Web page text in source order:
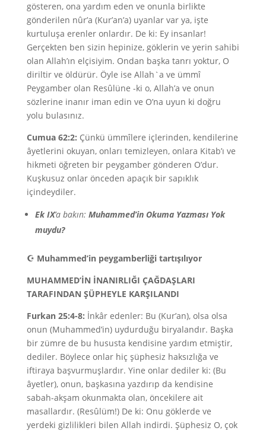
gösteren, ona yardım eden ve onunla birlikte
gönderilen nûr’a (Kur’an’a) uyanlar var ya, işte
kurtuluşa erenler onlardır. De ki: Ey insanlar!
Gerçekten ben sizin hepinize, göklerin ve yerin sahibi
olan Allah’ın elçisiyim. Ondan başka tanrı yoktur, O
diriltir ve öldürür. Öyle ise Allah`a ve ümmî
Peygamber olan Resûlüne -ki o, Allah’a ve onun
sözlerine inanır iman edin ve O’na uyun ki doğru
yolu bulasınız.
Cumua 62:2: Çünkü ümmîlere içlerinden, kendilerine
âyetlerini okuyan, onları temizleyen, onlara Kitab’ı ve
hikmeti öğreten bir peygamber gönderen O’dur.
Kuşkusuz onlar önceden apaçık bir sapıklık
içindeydiler.
Ek IX’a bakın: Muhammed’in Okuma Yazması Yok
muydu?
☪ Muhammed’in peygamberliği tartışılıyor
MUHAMMED’İN İNANIRLIĞI ÇAĞDAŞLARI
TARAFINDAN ŞÜPHEYLE KARŞILANDI
Furkan 25:4-8: İnkâr edenler: Bu (Kur’an), olsa olsa
onun (Muhammed’in) uydurduğu biryalandır. Başka
bir zümre de bu hususta kendisine yardım etmiştir,
dediler. Böylece onlar hiç şüphesiz haksızlığa ve
iftiraya başvurmuşlardır. Yine onlar dediler ki: (Bu
âyetler), onun, başkasına yazdırıp da kendisine
sabah-akşam okunmakta olan, öncekilere ait
masallardır. (Resûlüm!) De ki: Onu göklerde ve
yerdeki gizlilikleri bilen Allah indirdi. Şüphesiz O, çok